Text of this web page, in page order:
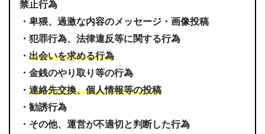
禁止行為
・卑猥、過激な内容のメッセージ・画像投稿
・犯罪行為、法律違反等に関する行為
・ 出会いを求める行為
・金銭のやり取り等の行為
・ 連絡先交換、個人情報等の投稿
・勧誘行為
・その他、運営が不適切と判断した行為